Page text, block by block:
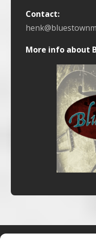
Contact:
More info about